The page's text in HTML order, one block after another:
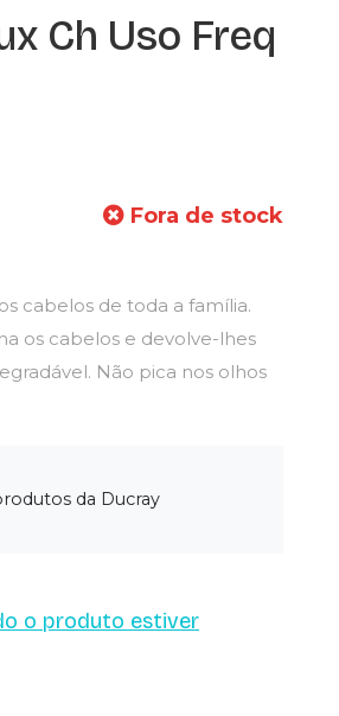
Ch Uso Freq
Fora de stock
cabelos de toda a família.
os cabelos e devolve-lhes
Não pica nos olhos
da Ducray
o produto estiver